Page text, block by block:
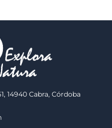
14940 Cabra, Córdoba